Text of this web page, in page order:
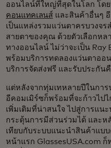
ออนไลน์ที่ใหญ่ที่สุดในโลก โดย
คอนแทคเลนส์ และสินค้าอื่นๆ
เป็นแหล่งรวมแว่นตาครบวงจ
สายตาของคุณ ด้วยตัวเลือกห
ทางออนไลน์ ไม่ว่าจะเป็น Ray
พร้อมบริการทดลองแว่นตาออ
บริการจัดส่งฟรี และรับประกัน
แต่หลังจากทุ่มเทหลายปีในกา
อีคอมเมิร์ซก็พร้อมที่จะก้าวไป
เพิ่มเติมที่น่าสนใจ ไปสู่การแ
กระตุ้นการมีส่วนร่วมได้ และห
เทียบกับระบบแนะนำสินค้าแบ
หน้าแรก GlassesUSA.com ก็